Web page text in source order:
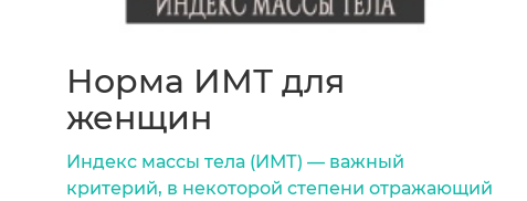
Норма ИМТ для
женщин
Индекс массы тела (ИМТ) — важный
критерий, в некоторой степени отражающий